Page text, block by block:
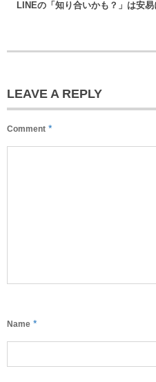
LINEの「知り合いかも？」は安
LEAVE A REPLY
Comment *
Name *